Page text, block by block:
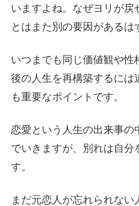
いますよね。なぜヨリが戻
とはまた別の要因があるは
いつまでも同じ価値観や性
後の人生を再構築するには
も重要なポイントです。
恋愛という人生の出来事の
でいきますが、別れは自
す。
まだ元恋人が忘れられな